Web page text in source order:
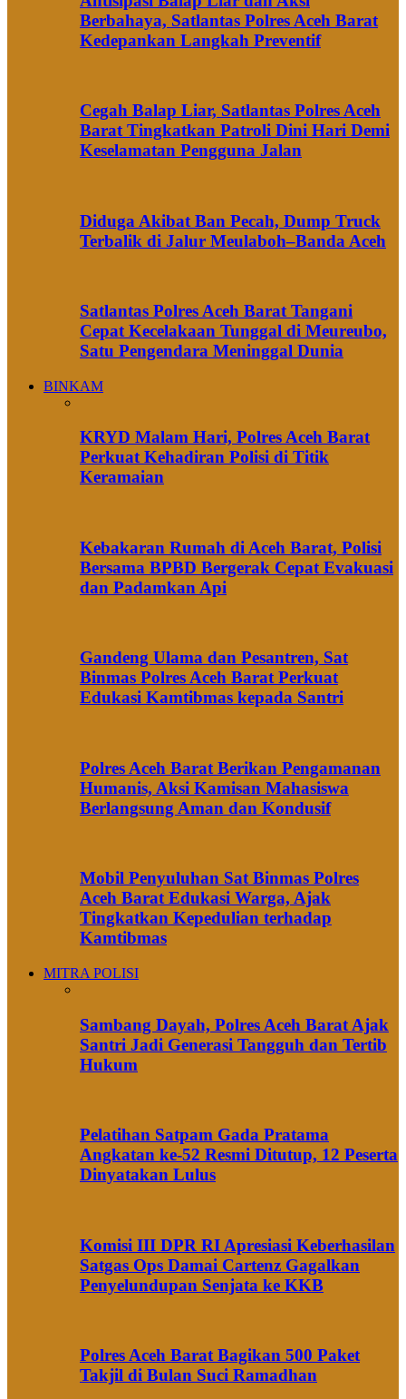
Berbahaya, Satlantas Polres Aceh Barat
Kedepankan Langkah Preventif
Cegah Balap Liar, Satlantas Polres Aceh
Barat Tingkatkan Patroli Dini Hari Demi
Keselamatan Pengguna Jalan
Diduga Akibat Ban Pecah, Dump Truck
Terbalik di Jalur Meulaboh–Banda Aceh
Satlantas Polres Aceh Barat Tangani
Cepat Kecelakaan Tunggal di Meureubo,
Satu Pengendara Meninggal Dunia
BINKAM
KRYD Malam Hari, Polres Aceh Barat
Perkuat Kehadiran Polisi di Titik
Keramaian
Kebakaran Rumah di Aceh Barat, Polisi
Bersama BPBD Bergerak Cepat Evakuasi
dan Padamkan Api
Gandeng Ulama dan Pesantren, Sat
Binmas Polres Aceh Barat Perkuat
Edukasi Kamtibmas kepada Santri
Polres Aceh Barat Berikan Pengamanan
Humanis, Aksi Kamisan Mahasiswa
Berlangsung Aman dan Kondusif
Mobil Penyuluhan Sat Binmas Polres
Aceh Barat Edukasi Warga, Ajak
Tingkatkan Kepedulian terhadap
Kamtibmas
MITRA POLISI
Sambang Dayah, Polres Aceh Barat Ajak
Santri Jadi Generasi Tangguh dan Tertib
Hukum
Pelatihan Satpam Gada Pratama
Angkatan ke-52 Resmi Ditutup, 12 Peserta
Dinyatakan Lulus
Komisi III DPR RI Apresiasi Keberhasilan
Satgas Ops Damai Cartenz Gagalkan
Penyelundupan Senjata ke KKB
Polres Aceh Barat Bagikan 500 Paket
Takjil di Bulan Suci Ramadhan